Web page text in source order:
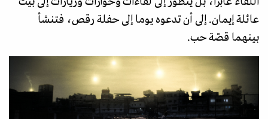
عائلة إيمان. إلى أن تدعوه يوما إلى حفلة رقص، فتنشأ
بينهما قصّة حب.